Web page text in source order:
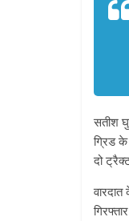
सतीश
ग्रिड के
दो